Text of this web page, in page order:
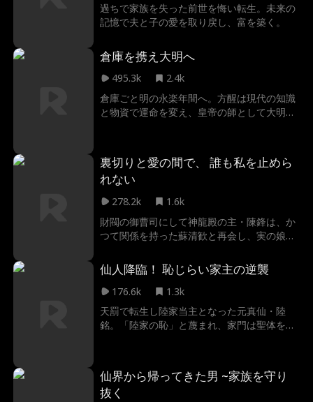
過ちで家族を失った前世を悔い転生。未来の
記憶で夫と子の愛を取り戻し、富を築く。
倉庫を携え大明へ
495.3k
2.4k
倉庫ごと明の永楽年間へ。方醒は現代の知識
と物資で運命を変え、皇帝の師として大明を
裏切りと愛の間で、 誰も私を止めら
れない
278.2k
1.6k
財閥の御曹司にして神龍殿の主・陳鋒は、か
つて関係を持った蘇清歓と再会し、実の娘・
救えるのは清歓の新薬だけだが、継母たちの
妨害や政略結婚の強要が立ちはだかる。陳鋒
は妻子への償いを胸に奔走し、名医を招いて
娘を完治させ、悪の陰謀を粉砕。やがて父と
も和解し、第二子を授かり、家族は真の幸せ
を手にする。
仙人降臨！ 恥じらい家主の逆襲
176.6k
1.3k
天罰で転生し陸家当主となった元真仙・陸
銘。「陸家の恥」と蔑まれ、家門は聖体を持
仙界から帰ってきた男 ~家族を守り
抜く